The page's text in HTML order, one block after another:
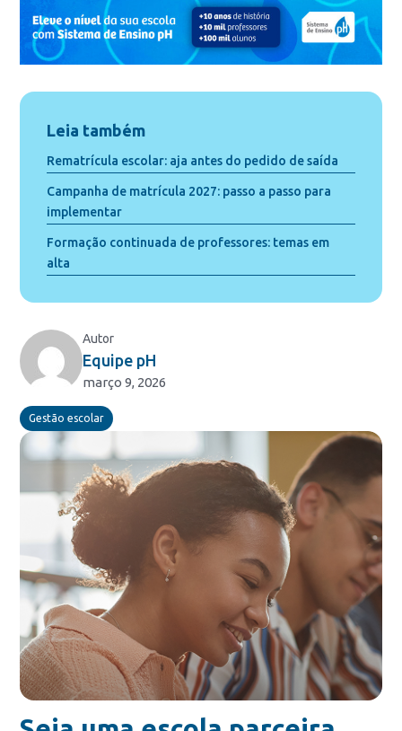
Leia também
Rematrícula escolar: aja antes do pedido de saída
Campanha de matrícula 2027: passo a passo para
implementar
Formação continuada de professores: temas em
alta
Autor
Equipe pH
março 9, 2026
Gestão escolar